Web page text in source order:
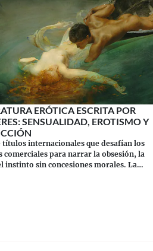
ERÓTICA ESCRITA POR
SENSUALIDAD, EROTISMO Y
títulos internacionales que desafían los
comerciales para narrar la obsesión, la
instinto sin concesiones morales. La